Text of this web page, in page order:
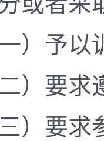
予以训
要求遵
要求参